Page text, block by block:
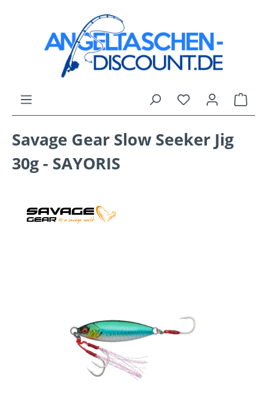
Zum Hauptinhalt springen
Du hast 0
Savage Gear Slow Seeker Jig
30g - SAYORIS